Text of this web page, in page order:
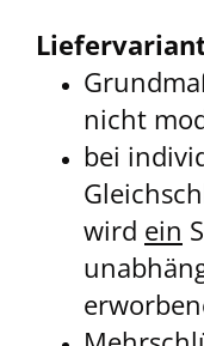
nicht
bei
wird ein